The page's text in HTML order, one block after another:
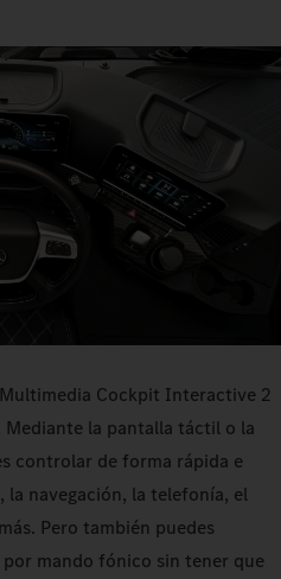
Cockpit Interactive 2
la pantalla táctil o la
controlar de forma rápida e
navegación, la telefonía, el
Pero también puedes
mando fónico sin tener que